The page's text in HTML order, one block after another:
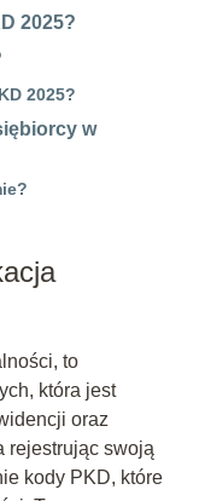
2025?
2025?
w
to
która jest
oraz
rejestrując swoją
kody PKD, które